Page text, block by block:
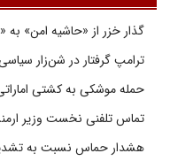
گذار خزر از «حاشیه امن» به
ترامپ گرفتار در شن‌زار
حمله موشکی به کشتی
تماس تلفنی نخست وزیر
هشدار حماس نسبت به